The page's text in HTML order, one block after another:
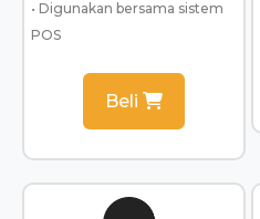
• Digunakan bersama sistem
POS
Beli